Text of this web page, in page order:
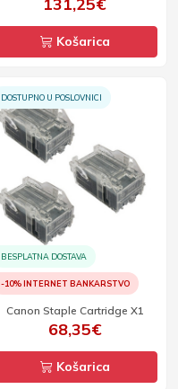
Košarica
DOSTUPNO U POSLOVNICI
BESPLATNA DOSTAVA
-10% INTERNET BANKARSTVO
Canon Staple Cartridge X1
68,35€
Košarica